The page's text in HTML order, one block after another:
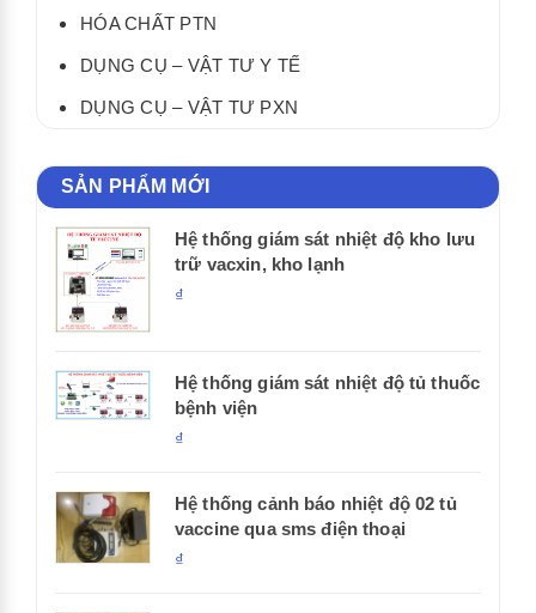
HÓA CHẤT PTN
DỤNG CỤ – VẬT TƯ Y TẾ
DỤNG CỤ – VẬT TƯ PXN
SẢN PHẨM MỚI
Hệ thống giám sát nhiệt độ kho lưu
trữ vacxin, kho lạnh
₫
Hệ thống giám sát nhiệt độ tủ thuốc
bệnh viện
₫
Hệ thống cảnh báo nhiệt độ 02 tủ
vaccine qua sms điện thoại
₫